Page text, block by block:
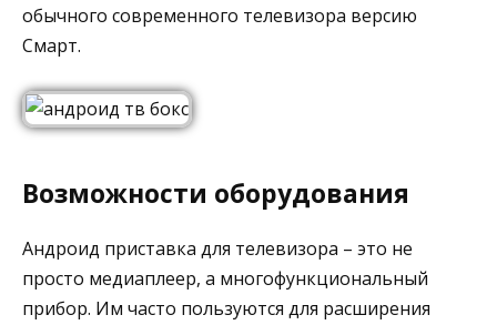
обычного современного телевизора версию
Смарт.
Возможности оборудования
Андроид приставка для телевизора – это не
просто медиаплеер, а многофункциональный
прибор. Им часто пользуются для расширения